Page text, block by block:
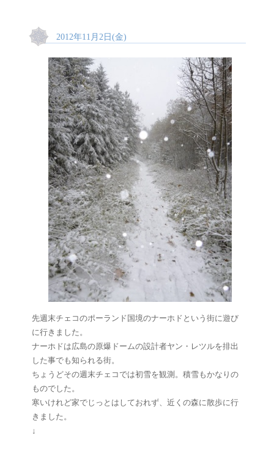
2012年11月2日(金)
先週末チェコのポーランド国境のナーホドという街に遊び
に行きました。
ナーホドは広島の原爆ドームの設計者ヤン・レツルを排出
した事でも知られる街。
ちょうどその週末チェコでは初雪を観測。積雪もかなりの
ものでした。
寒いけれど家でじっとはしておれず、近くの森に散歩に行
きました。
↓